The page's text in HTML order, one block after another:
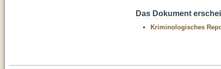
Das Dokument
Kriminologisches